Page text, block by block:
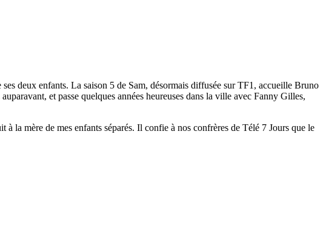
deux enfants. La saison 5 de Sam, désormais diffusée sur TF1, accueille Bruno
et passe quelques années heureuses dans la ville avec Fanny Gilles,
la mère de mes enfants séparés. Il confie à nos confrères de Télé 7 Jours que le